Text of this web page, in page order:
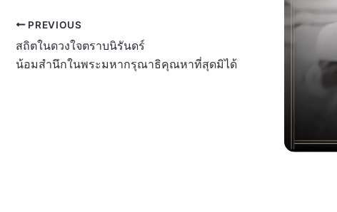
PREVIOUS
สถิตในดวงใจตราบนิรันดร์
น้อมสำนึกในพระมหากรุณาธิคุณหาที่สุดมิได้